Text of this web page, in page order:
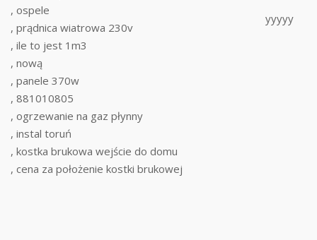
, ospele
, prądnica wiatrowa 230v
, ile to jest 1m3
, nową
, panele 370w
, 881010805
, ogrzewanie na gaz płynny
, instal toruń
, kostka brukowa wejście do domu
, cena za położenie kostki brukowej
yyyyy